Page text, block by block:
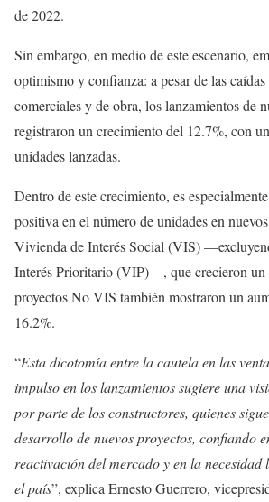
de 2022.
Sin embargo, en medio de este escenario,
optimismo y confianza: a pesar de las
comerciales y de obra, los lanzamientos de
registraron un crecimiento del 12.7%, con
unidades lanzadas.
Dentro de este crecimiento, es
positiva en el número de unidades en
Vivienda de Interés Social (VIS)
Interés Prioritario (VIP)—, que crecieron un
proyectos No VIS también mostraron un
16.2%.
“Esta dicotomía entre la cautela en las
impulso en los lanzamientos sugiere una
por parte de los constructores, quienes
desarrollo de nuevos proyectos, confiando
reactivación del mercado y en la necesidad
el país”, explica Ernesto Guerrero,